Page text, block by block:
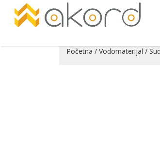
Početna / Vodomaterijal /